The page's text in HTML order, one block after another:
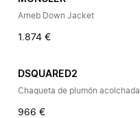
Arneb Down Jacket
1.874 €
DSQUARED2
Chaqueta de plumón acolchada
966 €